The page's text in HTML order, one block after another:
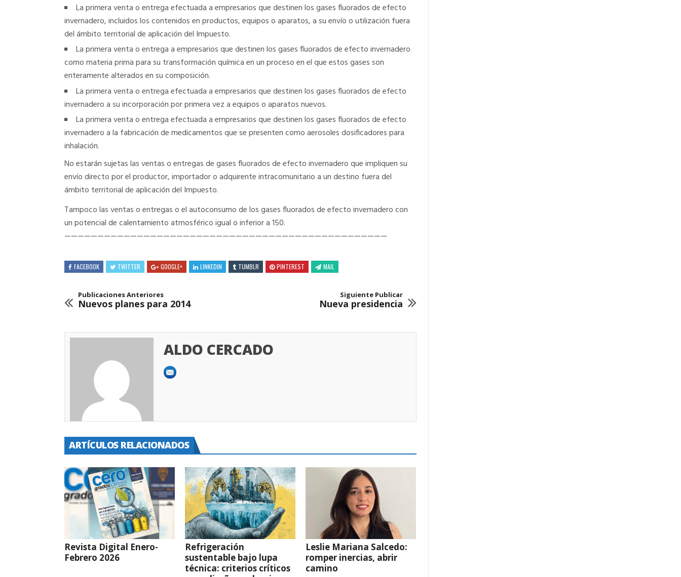
La primera venta o entrega efectuada a empresarios que destinen los gases fluorados de efecto
invernadero, incluidos los contenidos en productos, equipos o aparatos, a su envío o utilización fuera
del ámbito territorial de aplicación del Impuesto.
La primera venta o entrega a empresarios que destinen los gases fluorados de efecto invernadero
como materia prima para su transformación química en un proceso en el que estos gases son
enteramente alterados en su composición.
La primera venta o entrega efectuada a empresarios que destinen los gases fluorados de efecto
invernadero a su incorporación por primera vez a equipos o aparatos nuevos.
La primera venta o entrega efectuada a empresarios que destinen los gases fluorados de efecto
invernadero a la fabricación de medicamentos que se presenten como aerosoles dosificadores para
inhalación.
No estarán sujetas las ventas o entregas de gases fluorados de efecto invernadero que impliquen su
envío directo por el productor, importador o adquirente intracomunitario a un destino fuera del
ámbito territorial de aplicación del Impuesto.
Tampoco las ventas o entregas o el autoconsumo de los gases fluorados de efecto invernadero con
un potencial de calentamiento atmosférico igual o inferior a 150.
—————————————————————————————————————————————————
FACEBOOK TWITTER GOOGLE+ LINKEDIN TUMBLR PINTEREST MAIL
Publicaciones Anteriores
Nuevos planes para 2014
Siguiente Publicar
Nueva presidencia
ALDO CERCADO
ARTÍCULOS RELACIONADOS
Revista Digital Enero-
Febrero 2026
Refrigeración
sustentable bajo lupa
técnica: criterios críticos
Leslie Mariana Salcedo:
romper inercias, abrir
camino